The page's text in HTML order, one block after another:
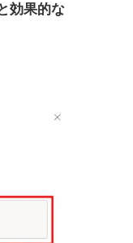
効果的な